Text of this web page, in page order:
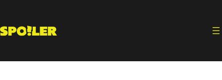
contenido